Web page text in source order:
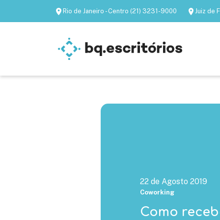
Rio de Janeiro - Centro (21) 3231-9000 Juiz de
Escritórios
22 de Agosto 2019
Coworking
Como